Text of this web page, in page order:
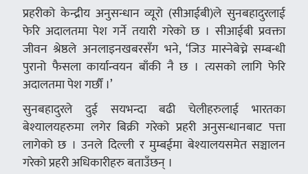
प्रहरीको केन्द्रीय अनुसन्धान व्यूरो (सीआईबी)ले सुनबहादुरलाई
फेरि अदालतमा पेश गर्ने तयारी गरेको छ । सीआईबी प्रवक्ता
जीवन श्रेष्ठले अनलाइनखबरसँग भने, ‘जिउ मास्नेबेच्ने सम्बन्धी
पुरानो फैसला कार्यान्वयन बाँकी नै छ । त्यसको लागि फेरि
अदालतमा पेश गर्छौं ।’
सुनबहादुरले दुई सयभन्दा बढी चेलीहरुलाई भारतका
बेश्यालयहरुमा लगेर बिक्री गरेको प्रहरी अनुसन्धानबाट पत्ता
लागेको छ । उनले दिल्ली र मुम्बईमा बेश्यालयसमेत सञ्चालन
गरेको प्रहरी अधिकारीहरु बताउँछन् ।